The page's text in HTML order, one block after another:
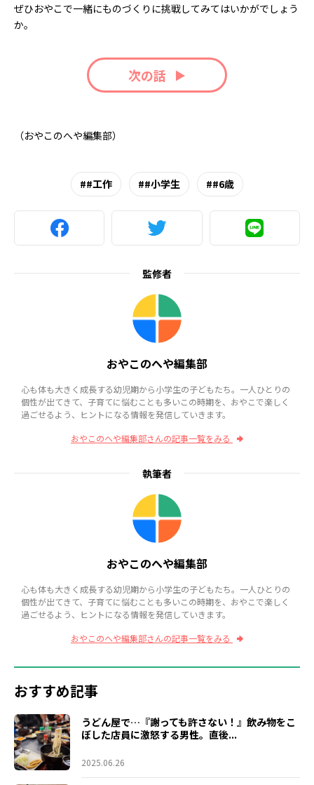
ぜひおやこで一緒にものづくりに挑戦してみてはいかがでしょう
か。
次の話
（おやこのへや編集部）
#工作 #小学生 #6歳
監修者
おやこのへや編集部
心も体も大きく成長する幼児期から小学生の子どもたち。一人ひとりの
個性が出てきて、子育てに悩むことも多いこの時期を、おやこで楽しく
過ごせるよう、ヒントになる情報を発信していきます。
おやこのへや編集部さんの記事一覧をみる
執筆者
おやこのへや編集部
心も体も大きく成長する幼児期から小学生の子どもたち。一人ひとりの
個性が出てきて、子育てに悩むことも多いこの時期を、おやこで楽しく
過ごせるよう、ヒントになる情報を発信していきます。
おやこのへや編集部さんの記事一覧をみる
おすすめ記事
うどん屋で…『謝っても許さない！』飲み物をこ
ぼした店員に激怒する男性。直後...
2025.06.26